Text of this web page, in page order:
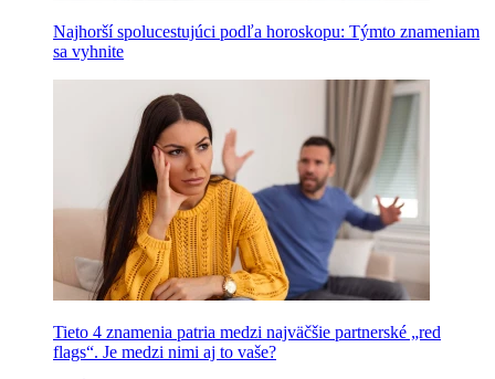
Najhorší spolucestujúci podľa horoskopu: Týmto znameniam
sa vyhnite
Tieto 4 znamenia patria medzi najväčšie partnerské „red
flags“. Je medzi nimi aj to vaše?